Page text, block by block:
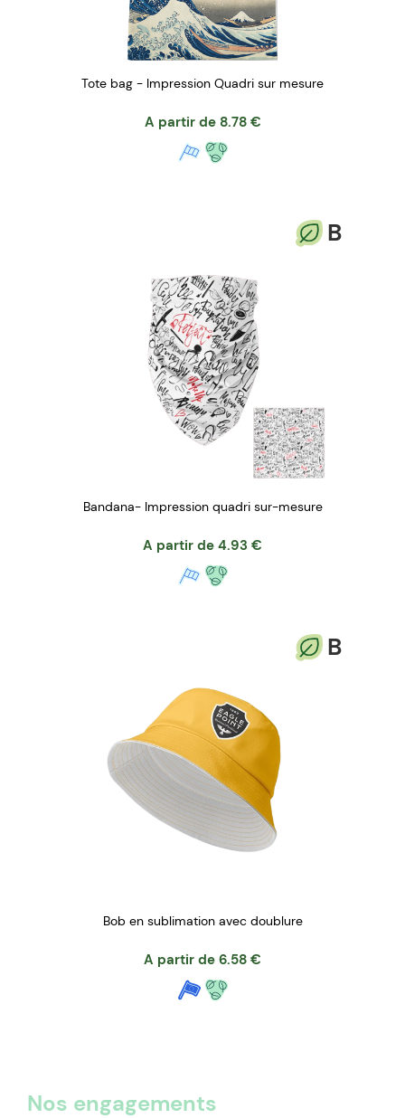
Tote bag - Impression Quadri sur mesure
A partir de 8.78 €
B
Bandana- Impression quadri sur-mesure
A partir de 4.93 €
B
Bob en sublimation avec doublure
A partir de 6.58 €
Nos engagements